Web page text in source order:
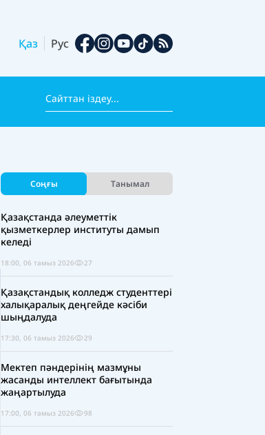
Қаз Рус
Соңғы Танымал
Қазақстанда әлеуметтік
қызметкерлер институты дамып
келеді
18:00, 06 тамыз 2026 27
Қазақстандық колледж студенттері
халықаралық деңгейде кәсіби
шыңдалуда
17:30, 06 тамыз 2026 29
Мектеп пәндерінің мазмұны
жасанды интеллект бағытында
жаңартылуда
17:00, 06 тамыз 2026 98